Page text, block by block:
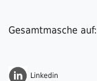
Gesamtmasche auf:
Linkedin